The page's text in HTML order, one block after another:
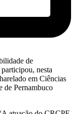
de
nesta
em Ciências
de Pernambuco